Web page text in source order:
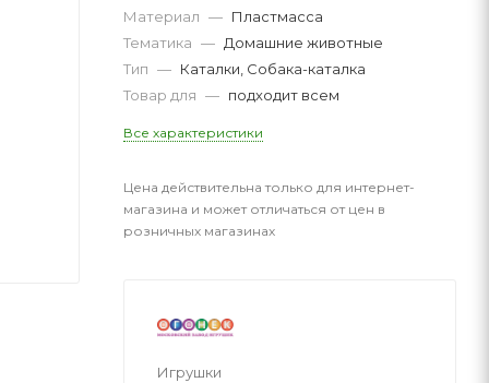
Материал — Пластмасса
Тематика — Домашние животные
Тип — Каталки, Собака-каталка
Товар для — подходит всем
Все характеристики
Цена действительна только для интернет-
магазина и может отличаться от цен в
розничных магазинах
Игрушки